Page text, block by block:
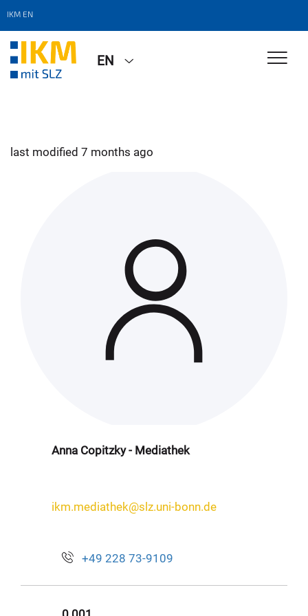
IKM EN
EN
last modified 7 months ago
Anna Copitzky - Mediathek
ikm.mediathek@slz.uni-bonn.de
+49 228 73-9109